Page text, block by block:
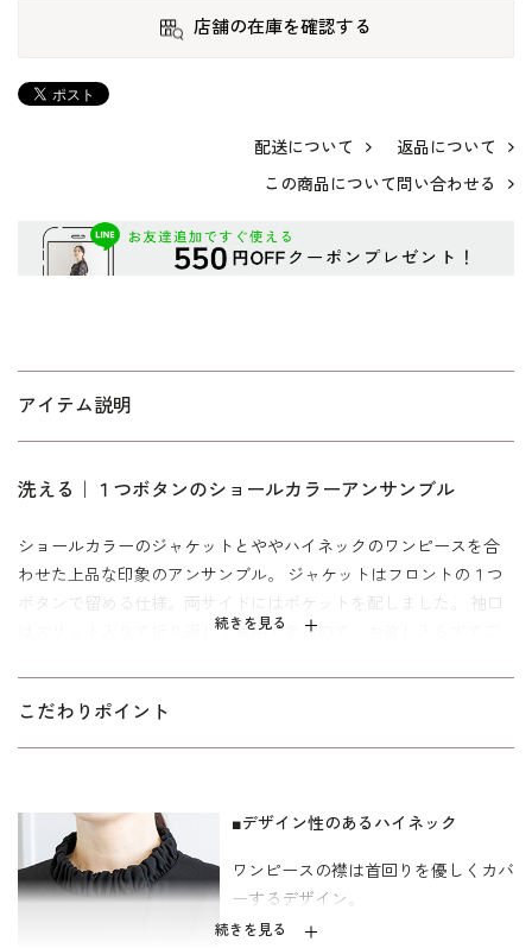
店舗の在庫を確認する
配送について
返品について
この商品について問い合わせる
アイテム説明
続きを見る
洗える｜１つボタンのショールカラーアンサンブル
ショールカラーのジャケットとややハイネックのワンピースを合
わせた上品な印象のアンサンブル。 ジャケットはフロントの１つ
ボタンで留める仕様。両サイドにはポケットを配しました。 袖口
はスリット入りで折り返して着用できるので、お直し入らずでご
ワンピースはネック部分にデザイン性があり、ジャケットの襟元
喪の席はもちろん、アクセサリーをコーディネートして学校関連
のセレモニースーツにもおすすめ。原型は「少しゆったり」タイ
プを使用したミセス（40代～）向け。「標準」に比べてウエスト
を中心にゆとりを持たせています。基準身長158cm。 ご自宅での
こだわりポイント
続きを見る
■デザイン性のあるハイネック
ワンピースの襟は首回りを優しくカバ
ーするデザイン。